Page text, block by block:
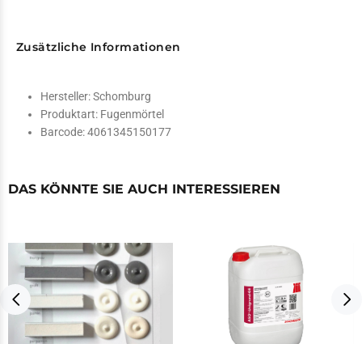
Zusätzliche Informationen
Hersteller:Schomburg
Produktart: Fugenmörtel
Barcode:4061345150177
DAS KÖNNTE SIE AUCH INTERESSIEREN